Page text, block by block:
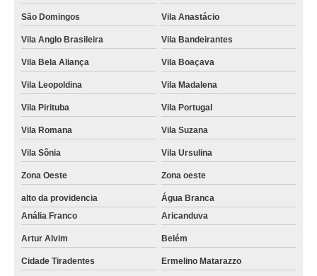
São Domingos Vila Anastácio
Vila Anglo Brasileira Vila Bandeirantes
Vila Bela Aliança Vila Boaçava
Vila Leopoldina Vila Madalena
Vila Pirituba Vila Portugal
Vila Romana Vila Suzana
Vila Sônia Vila Ursulina
Zona Oeste Zona oeste
alto da providencia
Água Branca
Anália Franco
Aricanduva
Artur Alvim Belém
Cidade Tiradentes Ermelino Matarazzo